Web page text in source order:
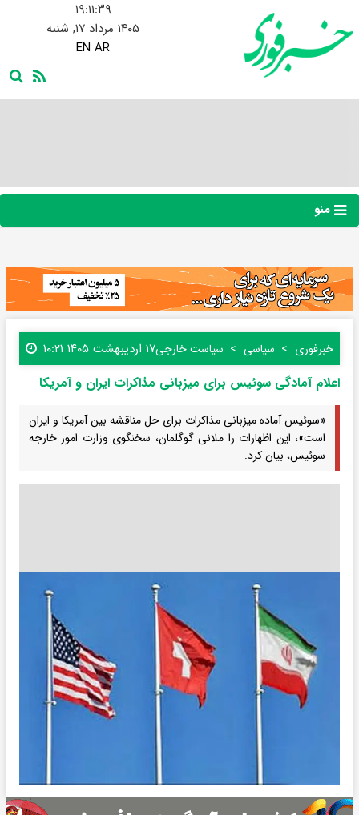
۱۹:۱۱:۴۰
۱۴۰۵ مرداد ۱۷, شنبه
EN AR
منو
خبرفوری سیاسی سیاست خارجی۱۷ اردیبهشت ۱۴۰۵ ۱۰:۲۱
اعلام آمادگی سوئیس برای میزبانی مذاکرات ایران و آمریکا
«سوئیس آماده میزبانی مذاکرات برای حل مناقشه بین آمریکا و ایران
است»، این اظهارات را ملانی گوگلمان، سخنگوی وزارت امور خارجه
سوئیس، بیان کرد.